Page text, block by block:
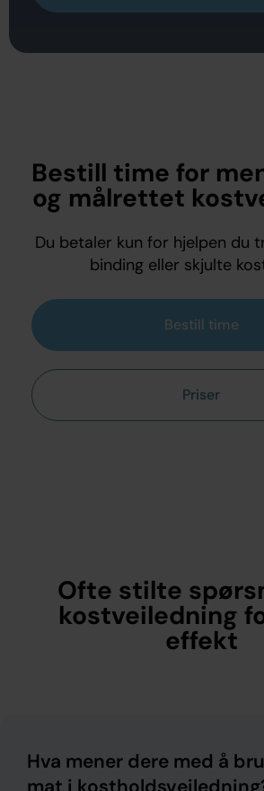
Bestill time for
og målrettet
Du betaler kun for hjelpen du
binding eller skjulte
Bestill time
Priser
Ofte stilte
kostveiledning
effekt
Hva mener dere med å